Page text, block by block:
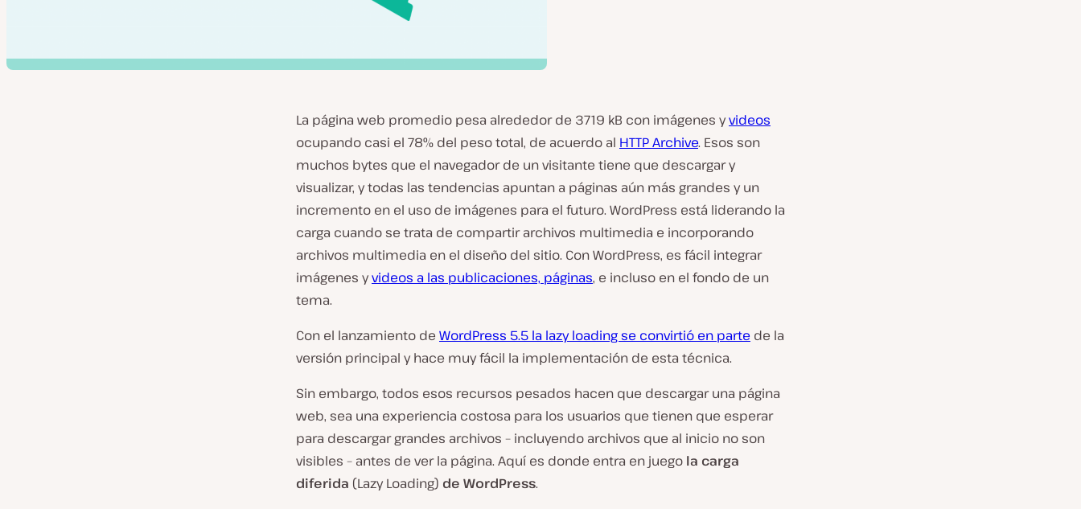
La página web promedio pesa alrededor de 3719 kB con imágenes yvideos
ocupando casi el 78% del peso total, de acuerdo al HTTP Archive. Esos son
muchos bytes que el navegador de un visitante tiene que descargar y
visualizar, y todas las tendencias apuntan a páginas aún más grandes y un
incremento en el uso de imágenes para el futuro. WordPress está liderando la
carga cuando se trata de compartir archivos multimedia e incorporando
archivos multimedia en el diseño del sitio. Con WordPress, es fácil integrar
imágenes yvideos a las publicaciones, páginas, e incluso en el fondo de un
tema.
Con el lanzamiento de WordPress 5.5 la lazy loading se convirtió en parte de la
versión principal y hace muy fácil la implementación de esta técnica.
Sin embargo, todos esos recursos pesados hacen que descargar una página
web, sea una experiencia costosa para los usuarios que tienen que esperar
para descargar grandes archivos – incluyendo archivos que al inicio no son
visibles – antes de ver la página. Aquí es donde entra en juego la carga
diferida (Lazy Loading) de WordPress.